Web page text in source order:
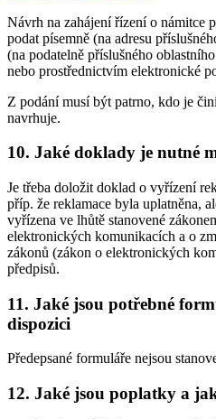
Návrh na zahájení řízení o námitce
podat písemně (na adresu
(na podatelně příslušného
nebo prostřednictvím elektronické
Z podání musí být patrno, kdo je
navrhuje.
10. Jaké doklady je nutné
Je třeba doložit doklad o vyřízení
příp. že reklamace byla uplatněna,
vyřízena ve lhůtě stanovené
elektronických komunikacích a o
zákonů (zákon o elektronických
předpisů.
11. Jaké jsou potřebné
dispozici
Předepsané formuláře nejsou
12. Jaké jsou poplatky a